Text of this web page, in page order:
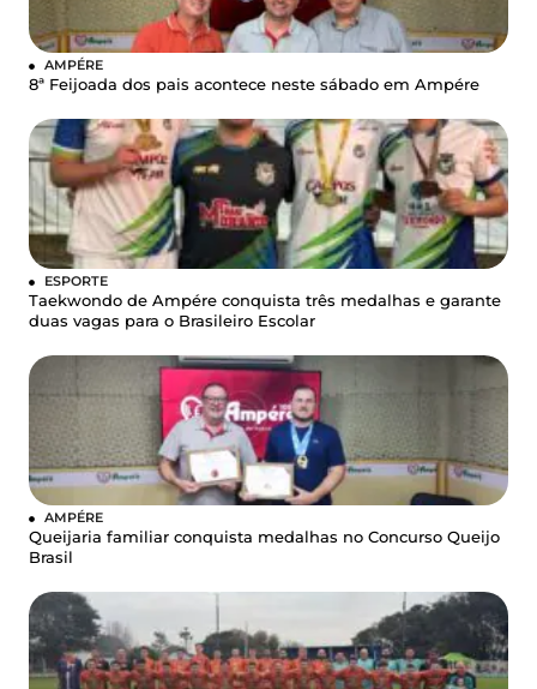
AMPÉRE
8ª Feijoada dos pais acontece neste sábado em Ampére
ESPORTE
Taekwondo de Ampére conquista três medalhas e garante
duas vagas para o Brasileiro Escolar
AMPÉRE
Queijaria familiar conquista medalhas no Concurso Queijo
Brasil